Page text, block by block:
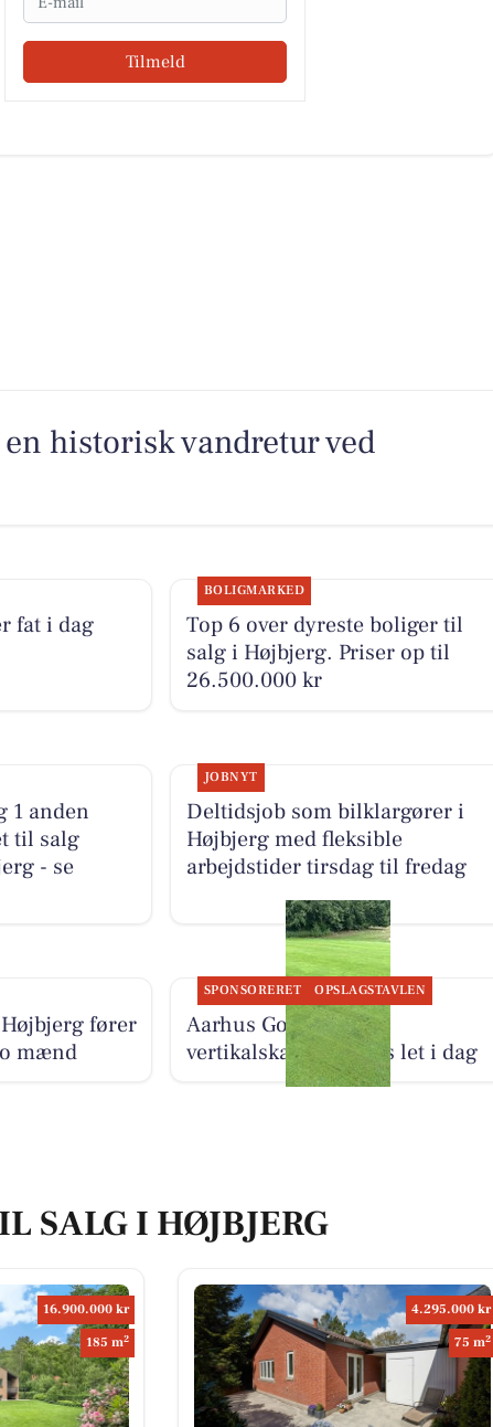
Tilmeld
historisk vandretur ved
fat i dag
BOLIGMARKED
Top 6 over dyreste boliger til
salg i Højbjerg. Priser op til
26.500.000 kr
1 anden
til salg
- se
JOBNYT
Deltidsjob som bilklargører i
Højbjerg med fleksible
arbejdstider tirsdag til fredag
fører
mænd
SPONSORERET OPSLAGSTAVLEN
Aarhus Golf Club
vertikalskærer greens let i dag
SALG I HØJBJERG
16.900.000 kr
185 m2
4.295.000 kr
75 m2